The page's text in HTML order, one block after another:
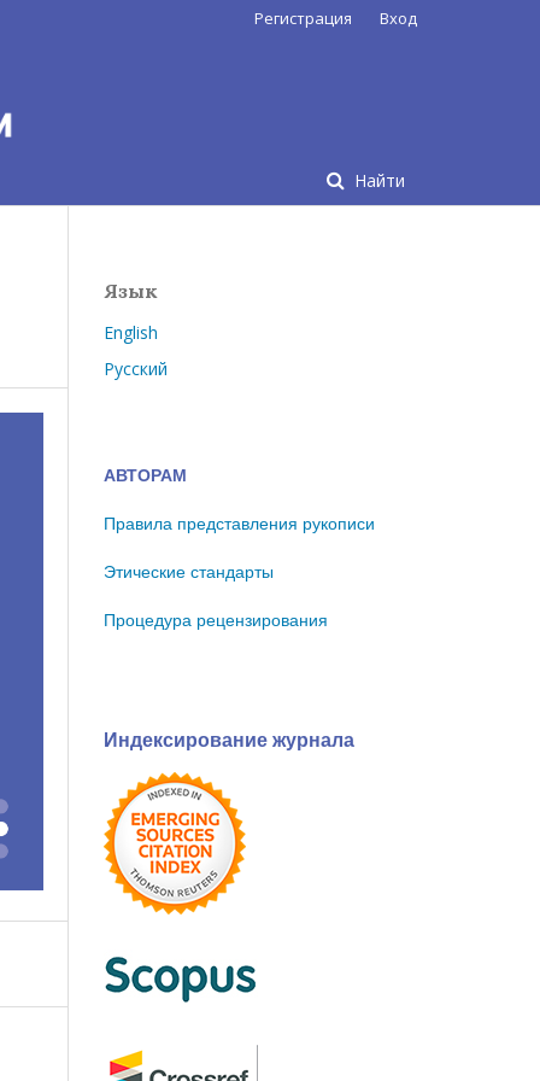
Найти
Регистрация Вход
Язык
English
Русский
АВТОРАМ
Правила представления рукописи
Этические стандарты
Процедура рецензирования
Индексирование журнала